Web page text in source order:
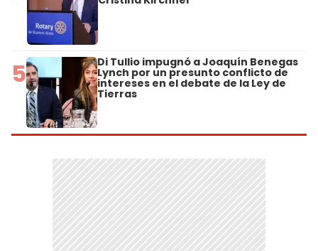
5 Di Tullio impugnó a Joaquín Benegas
Lynch por un presunto conflicto de
intereses en el debate de la Ley de
Tierras